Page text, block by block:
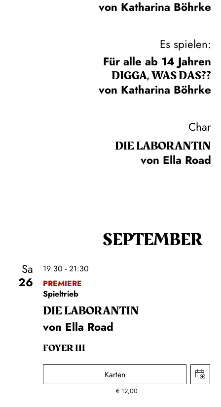
von Katharina Böhrke
Es spielen:
Für alle ab 14 Jahren
DIGGA, WAS DAS??
von Katharina Böhrke
Char
DIE LA­BO­RAN­TIN
von Ella Road
SEPTEMBER
Sa
26
19:30 - 21:30
PREMIERE
Spieltrieb
DIE LA­BO­RAN­TIN
von Ella Road
FOYER III
Karten
€ 12,00